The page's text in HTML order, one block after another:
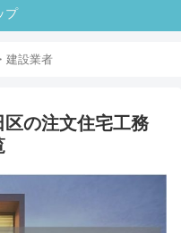
プ
建設業者
区の注文住宅工務